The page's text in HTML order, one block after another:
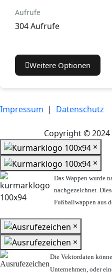
Aufrufe
304 Aufrufe
Weitere Optionen
Impressum | Datenschutz
Copyright © 2024
×
×
Das Wappen wurde
nachgezeichnet.
Fußballwappen aus
×
×
Die Vektordaten
Unternehmen, oder